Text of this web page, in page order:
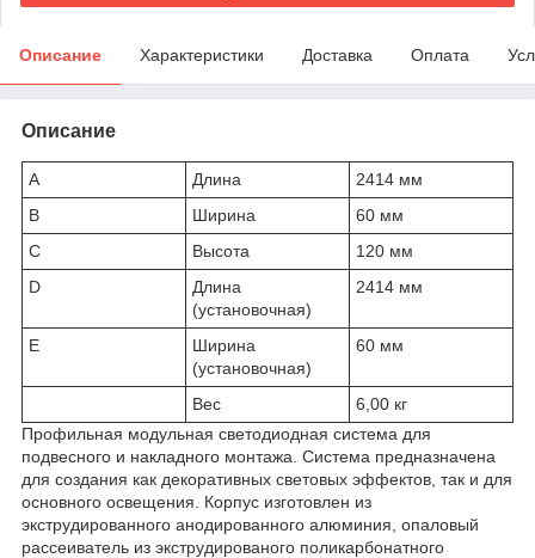
Описание Характеристики Доставка Оплата
Описание
A Длина
2414 мм
B
Ширина
60 мм
C
Высота
120 мм
D
Длина
(установочная)
2414 мм
E
Ширина
(установочная)
60 мм
Вес
6,00 кг
Профильная модульная светодиодная система для
подвесного и накладного монтажа. Система предназначена
для создания как декоративных световых эффектов, так и для
основного освещения. Корпус изготовлен из
экструдированного анодированного алюминия, опаловый
рассеиватель из экструдированого поликарбонатного